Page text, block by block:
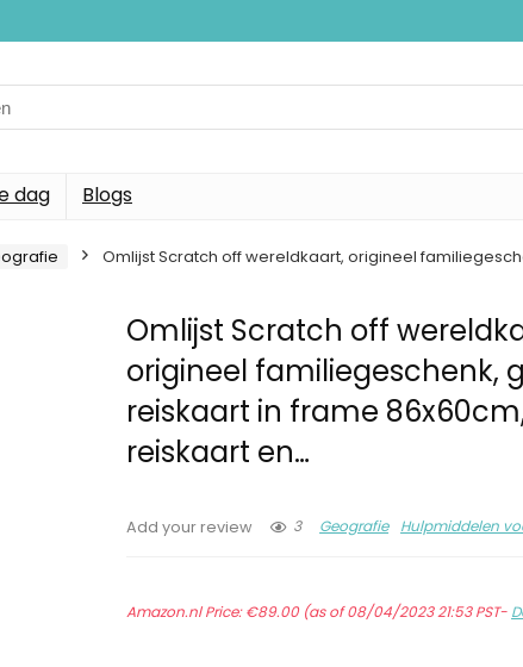
dag Blogs
Omlijst Scratch off wereldkaart, origineel
Omlijst Scratch off
origineel familiegeschenk,
reiskaart in frame
reiskaart en…
Add your review 3 Geografie Hulpmiddelen
Amazon.nl Price:€89.00(as of 08/04/2023 21:53 PST-